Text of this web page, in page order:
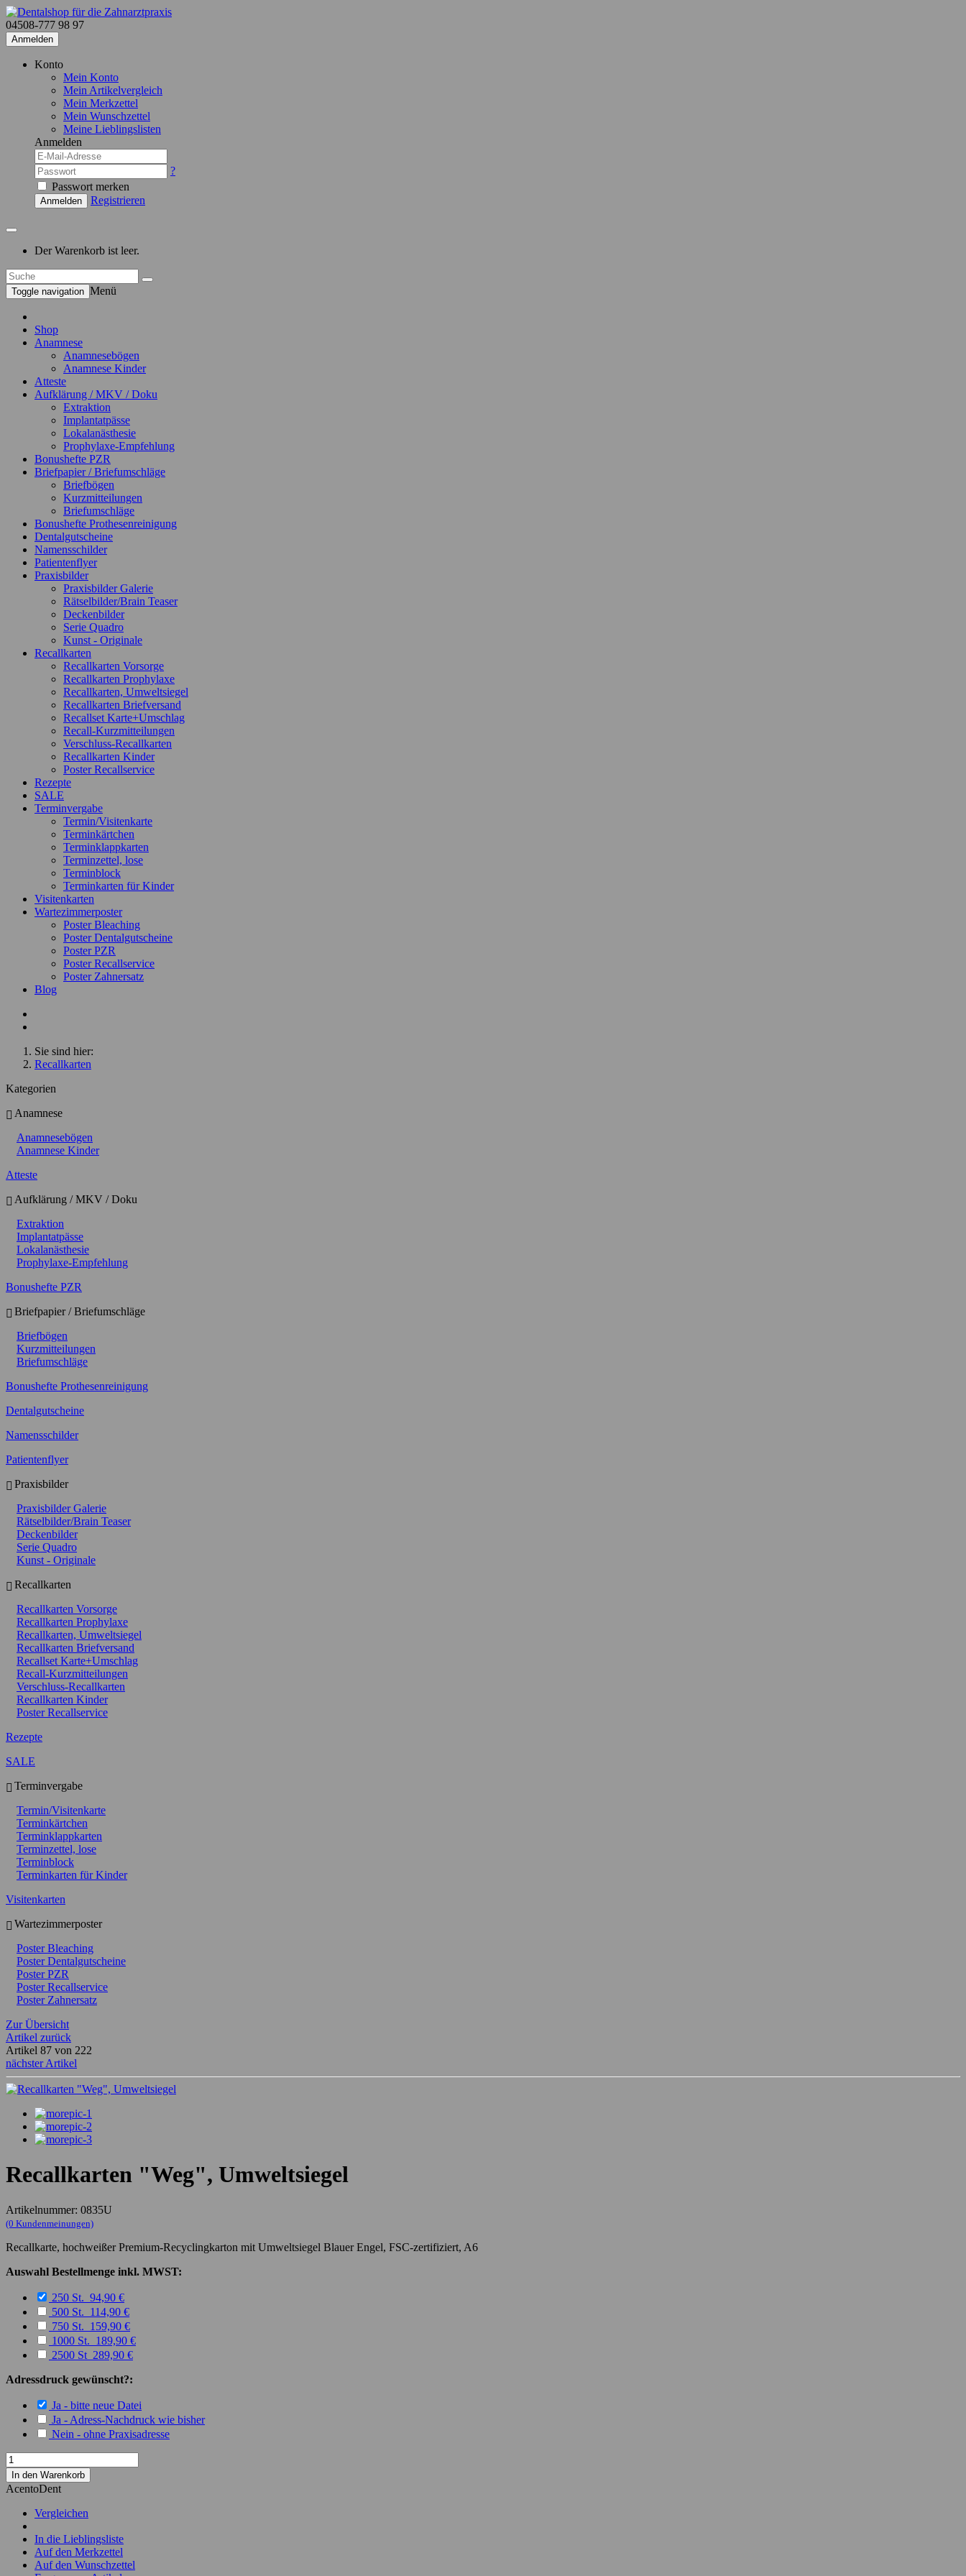
04508-777 98 97
Anmelden
Konto
Mein Konto
Mein Artikelvergleich
Mein Merkzettel
Mein Wunschzettel
Meine Lieblingslisten
Anmelden
?
Passwort merken
Anmelden Registrieren
Der Warenkorb ist leer.
Toggle navigation Menü
Shop
Anamnese
Anamnesebögen
Anamnese Kinder
Atteste
Aufklärung / MKV / Doku
Extraktion
Implantatpässe
Lokalanästhesie
Prophylaxe-Empfehlung
Bonushefte PZR
Briefpapier / Briefumschläge
Briefbögen
Kurzmitteilungen
Briefumschläge
Bonushefte Prothesenreinigung
Dentalgutscheine
Namensschilder
Patientenflyer
Praxisbilder
Praxisbilder Galerie
Rätselbilder/Brain Teaser
Deckenbilder
Serie Quadro
Kunst - Originale
Recallkarten
Recallkarten Vorsorge
Recallkarten Prophylaxe
Recallkarten, Umweltsiegel
Recallkarten Briefversand
Recallset Karte+Umschlag
Recall-Kurzmitteilungen
Verschluss-Recallkarten
Recallkarten Kinder
Poster Recallservice
Rezepte
SALE
Terminvergabe
Termin/Visitenkarte
Terminkärtchen
Terminklappkarten
Terminzettel, lose
Terminblock
Terminkarten für Kinder
Visitenkarten
Wartezimmerposter
Poster Bleaching
Poster Dentalgutscheine
Poster PZR
Poster Recallservice
Poster Zahnersatz
Blog
Sie sind hier:
Recallkarten
Kategorien
Anamnese
Anamnesebögen
Anamnese Kinder
Atteste
Aufklärung / MKV / Doku
Extraktion
Implantatpässe
Lokalanästhesie
Prophylaxe-Empfehlung
Bonushefte PZR
Briefpapier / Briefumschläge
Briefbögen
Kurzmitteilungen
Briefumschläge
Bonushefte Prothesenreinigung
Dentalgutscheine
Namensschilder
Patientenflyer
Praxisbilder
Praxisbilder Galerie
Rätselbilder/Brain Teaser
Deckenbilder
Serie Quadro
Kunst - Originale
Recallkarten
Recallkarten Vorsorge
Recallkarten Prophylaxe
Recallkarten, Umweltsiegel
Recallkarten Briefversand
Recallset Karte+Umschlag
Recall-Kurzmitteilungen
Verschluss-Recallkarten
Recallkarten Kinder
Poster Recallservice
Rezepte
SALE
Terminvergabe
Termin/Visitenkarte
Terminkärtchen
Terminklappkarten
Terminzettel, lose
Terminblock
Terminkarten für Kinder
Visitenkarten
Wartezimmerposter
Poster Bleaching
Poster Dentalgutscheine
Poster PZR
Poster Recallservice
Poster Zahnersatz
Zur Übersicht
Artikel zurück
Artikel 87 von 222
nächster Artikel
Recallkarten "Weg", Umweltsiegel
Artikelnummer: 0835U
(0 Kundenmeinungen)
Recallkarte, hochweißer Premium-Recyclingkarton mit Umweltsiegel Blauer Engel, FSC-zertifiziert, A6
Auswahl Bestellmenge inkl. MWST:
250 St. 94,90 €
500 St. 114,90 €
750 St. 159,90 €
1000 St. 189,90 €
2500 St 289,90 €
Adressdruck gewünscht?:
Ja - bitte neue Datei
Ja - Adress-Nachdruck wie bisher
Nein - ohne Praxisadresse
In den Warenkorb
AcentoDent
Vergleichen
In die Lieblingsliste
Auf den Merkzettel
Auf den Wunschzettel